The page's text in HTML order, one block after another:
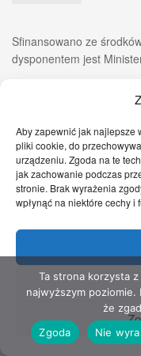
Aby zapewnić jak najlepsze
pliki cookie, do
urządzeniu. Zgoda na te
jak zachowanie podczas
stronie. Brak wyrażenia
wpłynąć na niektóre cechy i
Sfinansowano ze
dysponentem jest
Zgłoś nam!
Prawo
Pomoc Prawna
Copyright © 2022
zastrzeżone
Ta strona korzysta
najwyższym
że
Zgoda
Nie